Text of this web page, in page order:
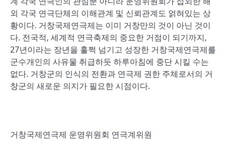
외 각국 연극단체의 이해관계 및 신뢰관계도 얽혀있는 상
황이다. 거창국제연극제는 이미 거창만의 것이 아닌 것이
다. 전국적, 세계적 연극축제의 중요한 거점이 되기까지,
27년이라는 장년을 훌쩍 넘기고 성장한 거창국제연극제를
군수개인의 사유물 취급하듯 하루아침에 중단 시킬 수는
없다. 거창군의 인식의 전환과 연극제 권한 주체로서의 거
창군의 새로운 의지가 필요한 시점이다.
거창국제연극제 운영위원회 연극계위원